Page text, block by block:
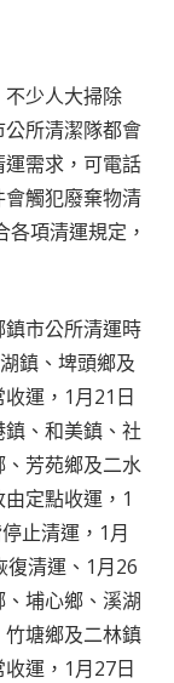
少人大掃除
所清潔隊都會
需求，可電話
觸犯廢棄物清
項清運規定，
市公所清運時
鎮、埤頭鄉及
運，1月21日
、和美鎮、社
芳苑鄉及二水
定點收運，1
止清運，1月
復清運、1月26
埔心鄉、溪湖
塘鄉及二林鎮
運，1月27日